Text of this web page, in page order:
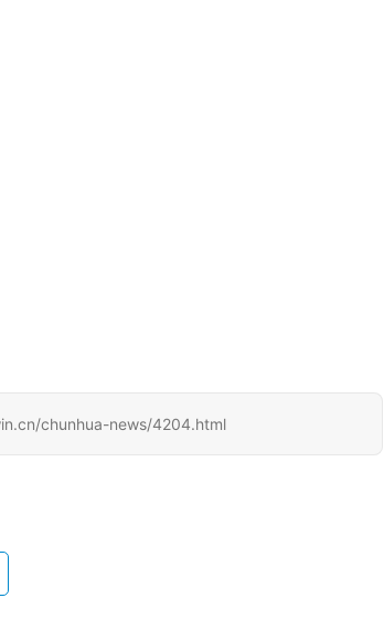
chunhua-news/4204.html